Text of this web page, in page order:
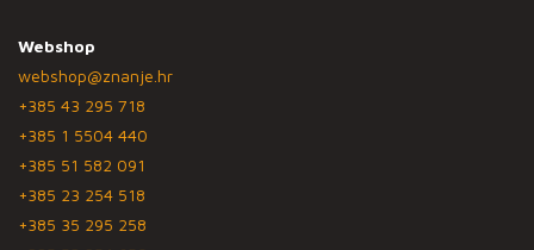
Webshop
webshop@znanje.hr
+385 43 295 718
+385 1 5504 440
+385 51 582 091
+385 23 254 518
+385 35 295 258